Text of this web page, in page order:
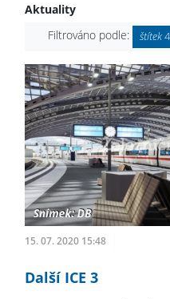
Aktuality
Filtrováno podle:
štítek
15. 07. 2020 15:48
Další ICE 3